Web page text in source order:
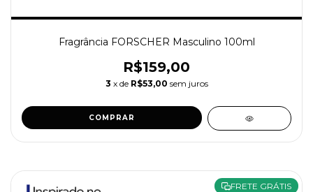
Fragrância FORSCHER Masculino 100ml
R$159,00
3 x de R$53,00 sem juros
COMPRAR
FRETE GRÁTIS